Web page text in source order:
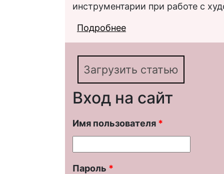
инструментарии при работе с
Подробнее
Загрузить статью
Вход на сайт
Имя пользователя *
Пароль *